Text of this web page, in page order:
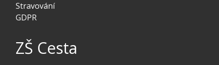
Stravování
GDPR
ZŠ Cesta